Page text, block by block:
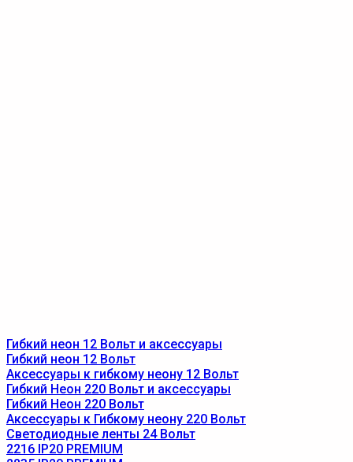
Гибкий неон 12 Вольт и аксессуары
Гибкий неон 12 Вольт
Аксессуары к гибкому неону 12 Вольт
Гибкий Неон 220 Вольт и аксессуары
Гибкий Неон 220 Вольт
Аксессуары к Гибкому неону 220 Вольт
Светодиодные ленты 24 Вольт
2216 IP20 PREMIUM